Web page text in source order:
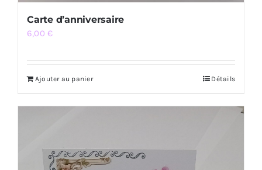
Carte d’anniversaire
6,00€
Ajouter au panier Détails